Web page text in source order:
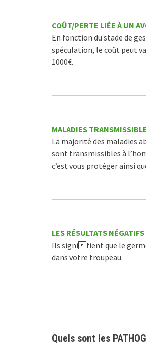
COÛT/PERTE LIÉE À UN
En fonction du stade de
spéculation, le coût peut
1000€.
MALADIES
La majorité des maladies
sont transmissibles à
c’est vous protéger ainsi
LES RÉSULTATS NÉGATIFS
Ils signifient que le
dans votre troupeau.
Quels sont les